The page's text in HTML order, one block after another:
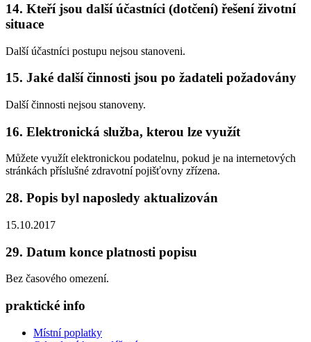
14. Kteří jsou další účastníci (dotčení) řešení životní
situace
Další účastníci postupu nejsou stanoveni.
15. Jaké další činnosti jsou po žadateli požadovány
Další činnosti nejsou stanoveny.
16. Elektronická služba, kterou lze využít
Můžete využít elektronickou podatelnu, pokud je na internetových
stránkách příslušné zdravotní pojišťovny zřízena.
28. Popis byl naposledy aktualizován
15.10.2017
29. Datum konce platnosti popisu
Bez časového omezení.
praktické info
Místní poplatky